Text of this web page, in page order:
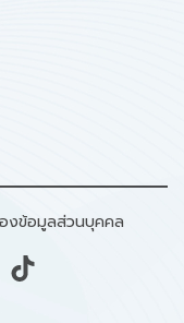
งข้อมูลส่วนบุคคล
TikTok